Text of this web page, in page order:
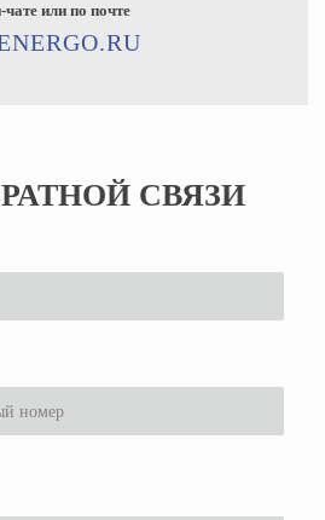
СВЯЗИ
или по почте